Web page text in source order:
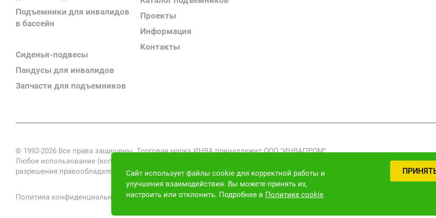
Подъемники для инвалидов
в бассейн
Сиденья-подвесы
Пандусы для инвалидов
Запчасти для подъемников
Проекты
Информация
Контакты
© 1992-2026 Все права защищены. Торговая марка ИНВА принадлежит ООО "ИНВАПРОМ".
Любое использование (копирование, воспроизведение, переработка, распространение) фото-, видео- и текстовых
разрешения правообладателя запрещено и преследуется по закону (ст. 1301 ГК РФ).
Политика конфиденциальности Версия для слабовидящих
Сайт использует файлы cookie для корректной работы и
улучшения взаимодействия. Вы можете принять их,
настроить или отклонить. Подробнее в Политике cookie